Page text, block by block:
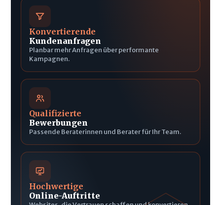
Konvertierende
Kundenanfragen
Planbar mehr Anfragen über performante
Kampagnen.
Qualifizierte
Bewerbungen
Passende Beraterinnen und Berater für Ihr Team.
Hochwertige
Online-Auftritte